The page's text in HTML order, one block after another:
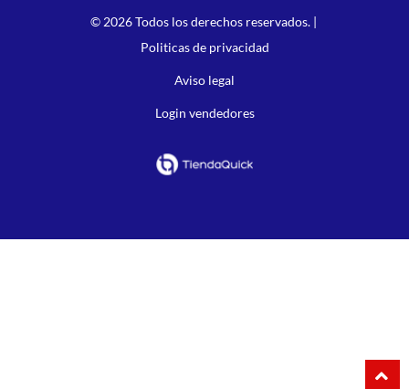
© 2026 Todos los derechos reservados. |
Politicas de privacidad
Aviso legal
Login vendedores